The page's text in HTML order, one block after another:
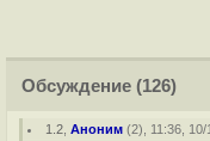
Обсуждение (126)
1.2 ,Аноним (2), 11:36, 10/